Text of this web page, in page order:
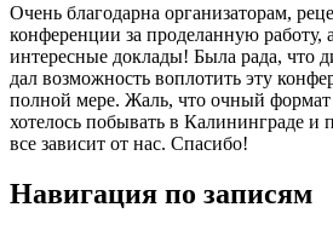
Очень благодарна организаторам,
конференции за проделанную работу,
интересные доклады! Была рада, что
дал возможность воплотить эту
полной мере. Жаль, что очный формат
хотелось побывать в Калининграде и
все зависит от нас. Спасибо!
Навигация по записям